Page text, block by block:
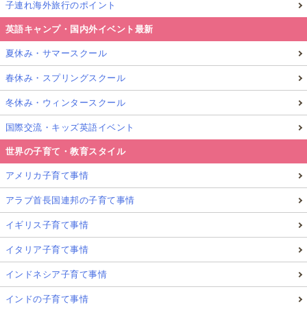
子連れ海外旅行のポイント
英語キャンプ・国内外イベント最新
夏休み・サマースクール
春休み・スプリングスクール
冬休み・ウィンタースクール
国際交流・キッズ英語イベント
世界の子育て・教育スタイル
アメリカ子育て事情
アラブ首長国連邦の子育て事情
イギリス子育て事情
イタリア子育て事情
インドネシア子育て事情
インドの子育て事情